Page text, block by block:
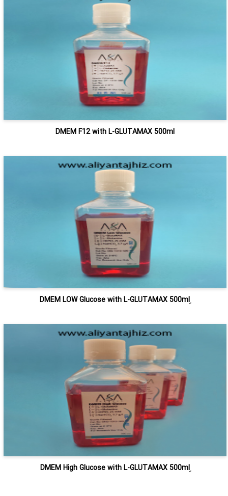
DMEM F12 with L-GLUTAMAX 500ml
ِDMEM LOW Glucose with L-GLUTAMAX 500ml